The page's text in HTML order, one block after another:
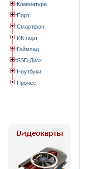
Клавиатура
Порт
Смартфон
ИК-порт
Геймпад
SSD Диск
Ноутбуки
Прочее